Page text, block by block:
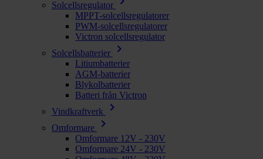
Solcellsregulator
MPPT-solcellsregulatorer
PWM-solcellsregulatorer
Victron solcellsregulator
Solcellsbatterier
chevron_right
Litiumbatterier
AGM-batterier
Blykolbatterier
Batteri från Victron
Vindkraftverk
chevron_right
Omformare chevron_right
Omformare 12V - 230V
Omformare 24V - 230V